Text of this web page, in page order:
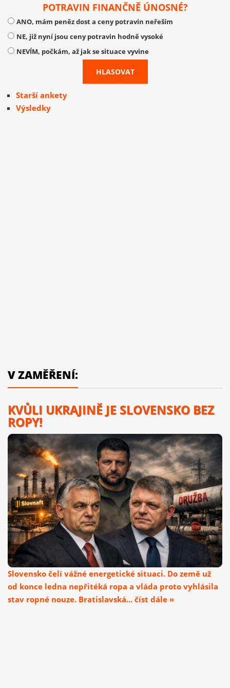
POTRAVIN FINANČNĚ ÚNOSNÉ?
ANO, mám peněz dost a ceny potravin neřeším
NE, již nyní jsou ceny potravin hodně vysoké
NEVÍM, počkám, až jak se situace vyvine
Starší ankety
Výsledky
V ZAMĚŘENÍ:
KVŮLI UKRAJINĚ JE SLOVENSKO BEZ
ROPY!
Slovensko čelí vážné energetické situaci. Do země už
od konce ledna nepřitéká ropa a vláda proto vyhlásila
stav ropné nouze. Bratislavská... číst dále »